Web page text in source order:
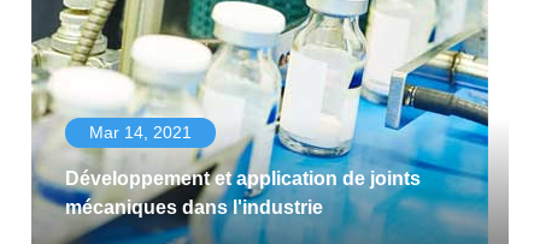
Mar 14, 2021
Développement et application de joints
mécaniques dans l'industrie